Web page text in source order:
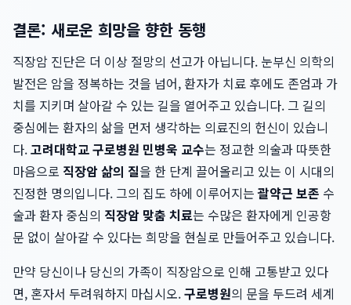
결론: 새로운 희망을 향한 동행
직장암 진단은 더 이상 절망의 선고가 아닙니다. 눈부신 의학의
발전은 암을 정복하는 것을 넘어, 환자가 치료 후에도 존엄과 가
치를 지키며 살아갈 수 있는 길을 열어주고 있습니다. 그 길의
중심에는 환자의 삶을 먼저 생각하는 의료진의 헌신이 있습니
다.고려대학교 구로병원 민병욱 교수는 정교한 의술과 따뜻한
마음으로 직장암 삶의 질을 한 단계 끌어올리고 있는 이 시대의
진정한 명의입니다. 그의 집도 하에 이루어지는괄약근 보존 수
술과 환자 중심의 직장암 맞춤 치료는 수많은 환자에게 인공항
문 없이 살아갈 수 있다는 희망을 현실로 만들어주고 있습니다.
만약 당신이나 당신의 가족이 직장암으로 인해 고통받고 있다
면, 혼자서 두려워하지 마십시오.구로병원의 문을 두드려 세계